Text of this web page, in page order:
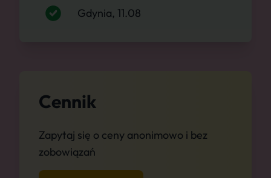
Gdynia, 11.08
Cennik
Zapytaj się o ceny anonimowo i bez
zobowiązań